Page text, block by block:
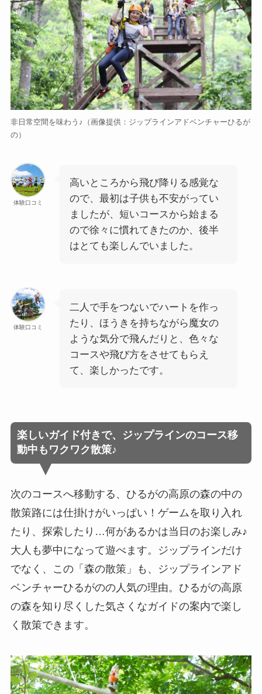
非日常空間を味わう♪ （画像提供：ジップラインアドベンチャーひるが
の）
体験口コミ
高いところから飛び降りる感覚な
ので、最初は子供も不安がってい
ましたが、短いコースから始まる
ので徐々に慣れてきたのか、後半
はとても楽しんでいました。
体験口コミ
二人で手をつないでハートを作っ
たり、ほうきを持ちながら魔女の
ような気分で飛んだりと、色々な
コースや飛び方をさせてもらえ
て、楽しかったです。
楽しいガイド付きで、ジップラインのコース移
動中もワクワク散策♪
次のコースへ移動する、ひるがの高原の森の中の
散策路には仕掛けがいっぱい！ゲームを取り入れ
たり、探索したり…何があるかは当日のお楽しみ♪
大人も夢中になって遊べます。ジップラインだけ
でなく、この「森の散策」も、ジップラインアド
ベンチャーひるがのの人気の理由。ひるがの高原
の森を知り尽くした気さくなガイドの案内で楽し
く散策できます。